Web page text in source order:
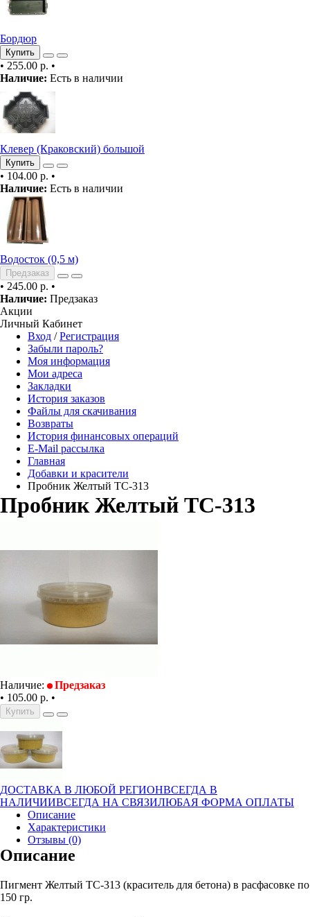
Бордюр
Купить
• 255.00 р. •
Наличие: Есть в наличии
Клевер (Краковский) большой
Купить
• 104.00 р. •
Наличие: Есть в наличии
Водосток (0,5 м)
Предзаказ
• 245.00 р. •
Наличие: Предзаказ
Акции
Личный Кабинет
Вход /Регистрация
Забыли пароль?
Моя информация
Мои адреса
Закладки
История заказов
Файлы для скачивания
Возвраты
История финансовых операций
E-Mail рассылка
Главная
Добавки и красители
Пробник Желтый TC-313
Пробник Желтый TC-313
Наличие:
Предзаказ
• 105.00 р. •
Купить
ДОСТАВКА В ЛЮБОЙ РЕГИОНВСЕГДА В
НАЛИЧИИВСЕГДА НА СВЯЗИЛЮБАЯ ФОРМА ОПЛАТЫ
Описание
Характеристики
Отзывы (0)
Описание
Пигмент Желтый TC-313 (краситель для бетона) в расфасовке по
150 гр.